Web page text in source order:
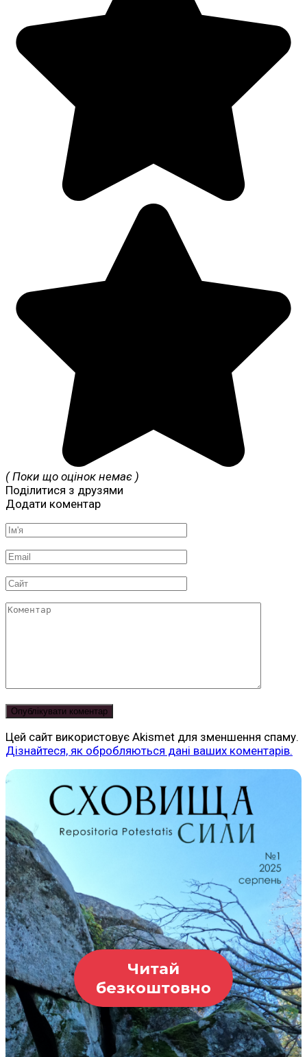
( Поки що оцінок немає )
Поділитися з друзями
Додати коментар
Ім'я
Email
Сайт
Коментар
Цей сайт використовує Akismet для зменшення спаму.
Дізнайтеся, як обробляються дані ваших коментарів.
Читай
безкоштовно